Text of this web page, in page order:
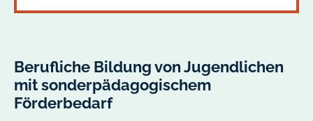
Slider
Slider
mit
3
Slide
1
von
Berufliche Bildung von Jugendlichen
mit sonderpädagogischem
Förderbedarf